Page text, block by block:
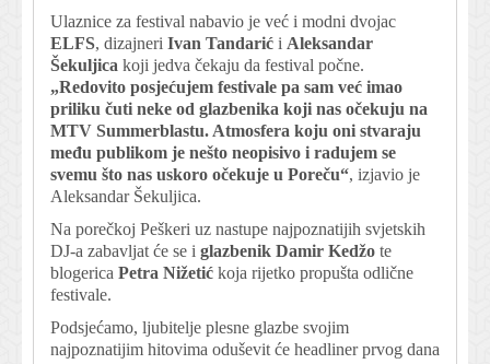
Ulaznice za festival nabavio je već i modni dvojac
ELFS, dizajneri Ivan Tandarić i Aleksandar
Šekuljica koji jedva čekaju da festival počne.
„Redovito posjećujem festivale pa sam već imao
priliku čuti neke od glazbenika koji nas očekuju na
MTV Summerblastu. Atmosfera koju oni stvaraju
među publikom je nešto neopisivo i radujem se
svemu što nas uskoro očekuje u Poreču“, izjavio je
Aleksandar Šekuljica.
Na porečkoj Peškeri uz nastupe najpoznatijih svjetskih
DJ-a zabavljat će se i glazbenik Damir Kedžo te
blogerica Petra Nižetić koja rijetko propušta odlične
festivale.
Podsjećamo, ljubitelje plesne glazbe svojim
najpoznatijim hitovima oduševit će headliner prvog dana